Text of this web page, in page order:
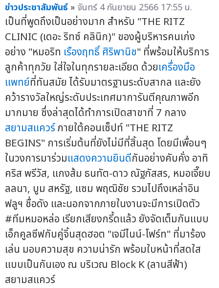
ข่าวประชาสัมพันธ์ » จันทร์ 4 กันยายน 2566 17:55 น.
เป็นที่พูดถึงเป็นอย่างมาก สำหรับ "THE RITZ
CLINIC (เดอะ ริทซ์ คลินิก)" ของผู้บริหารคนเก่ง
อย่าง "หมอริท เรืองฤทธิ์ ศิริพานิช" ที่พร้อมให้บริการ
ลูกค้าทุกวัย ใส่ใจในทุกรายละเอียด ด้วยเครื่องมือ
แพทย์ที่ทันสมัย ได้รับมาตรฐานระดับสากล และยัง
คว้ารางวัลใหญ่ระดับประเทศมาการันตีคุณภาพอีก
มากมาย ซึ่งล่าสุดได้ทำการเปิดสาขาที่ 7 กลาง
สยามสแควร์ภายใต้คอนเซ็ปท์ "THE RITZ
BEGINS" การเริ่มต้นที่ยังไม่มีที่สิ้นสุด โดยมีเพื่อนๆ
ในวงการมาร่วมแสดงความยินดีกันอย่างคับคั่ง อาทิ
คริส พรีวัส, แกงส้ม ธนทัต-ดาว ณัฐภัสสร, หมอเจี๊ยบ
ลลนา, บูม สหรัฐ, แซม พฤฒิชัย รวมไปถึงเหล่าอิน
ฟลูฯ ชื่อดัง และนอกจากภายในงานจะมีการเปิดตัว
#ทีมหมอหล่อ เรียกเสียงกรี้ดแล้ว ยังจัดเต็มกันแบบ
เอ็กคูลซีฟกับคู่จิ้นสุดฮอต "เจมีไนน์-โฟร์ท" ที่มาร้อง
เล่น มอบความสุข ความน่ารัก พร้อมใบหน้าที่สดใส
แบบเป็นกันเอง ณ บริเวณ Block K (ลานสีฟ้า)
สยามสแควร์